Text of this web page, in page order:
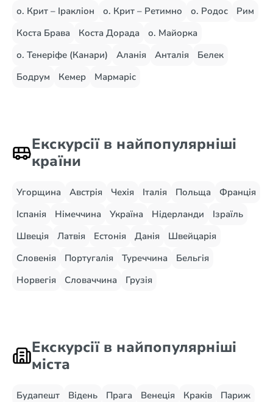
о. Крит – Іракліон
о. Крит – Ретимно о. Родос
Рим
Коста Брава
Коста Дорада
о. Майорка
о. Тенеріфе (Канари)
Аланія Анталія
Белек
Бодрум
Кемер Мармаріс
Екскурсії в найпопулярніші
країни
Угорщина Австрія Чехія Італія Польща
Франція
Іспанія
Німеччина Україна Нідерланди
Ізраїль
Швеція
Латвія Естонія Данія
Швейцарія
Словенія
Португалія Туреччина
Бельгія
Норвегія
Словаччина Грузія
Екскурсії в найпопулярніші
міста
Будапешт Відень Прага Венеція Краків
Париж